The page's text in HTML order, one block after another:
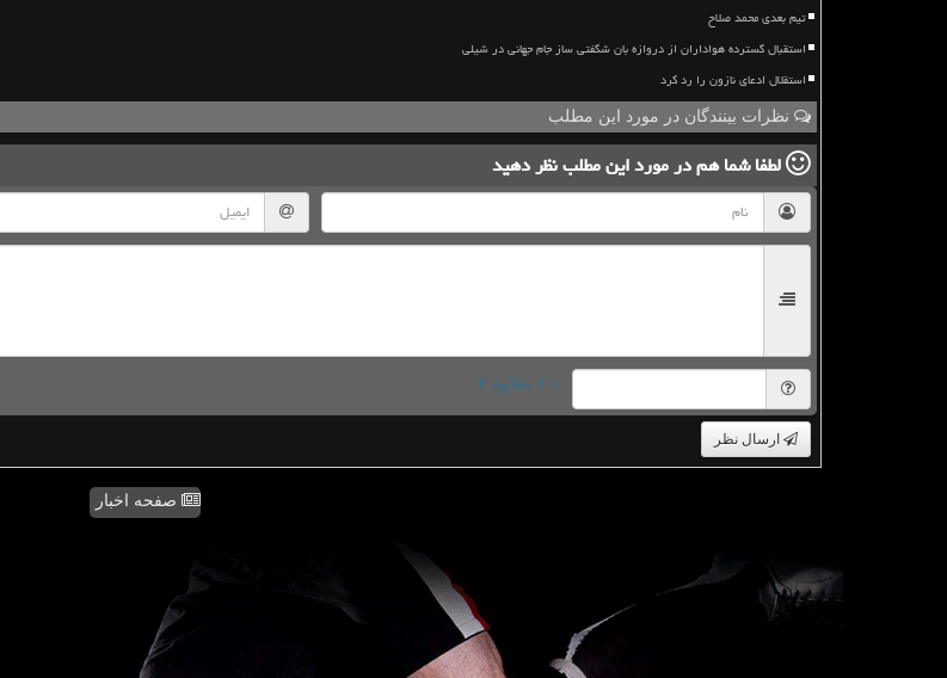
تیم بعدی محمد صلاح
استقبال گسترده هواداران از دروازه بان شگفتی ساز جام جهانی در شیلی
استقلال ادعای نازون را رد کرد
نظرات بینندگان در مورد این مطلب
لطفا شما همدر مورد این مطلبنظر دهید
= ۶ بعلاوه ۳
ارسال نظر
صفحه اخبار